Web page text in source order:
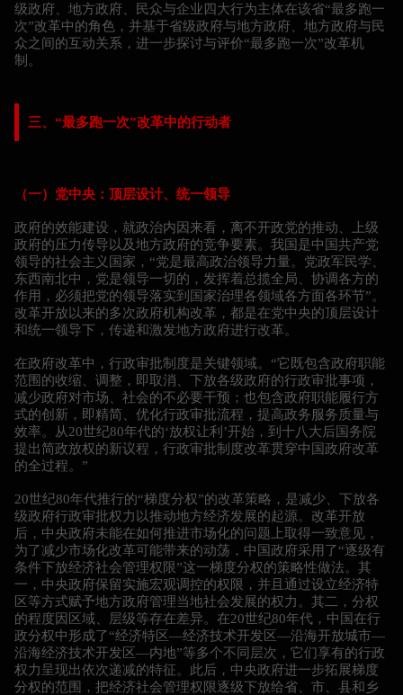
级政府、地方政府、民众与企业四大行为主体在该省“最多跑一
次”改革中的角色，并基于省级政府与地方政府、地方政府与民
众之间的互动关系，进一步探讨与评价“最多跑一次”改革机
制。
三、“最多跑一次”改革中的行动者
（一）党中央：顶层设计、统一领导
政府的效能建设，就政治内因来看，离不开政党的推动、上级
政府的压力传导以及地方政府的竞争要素。我国是中国共产党
领导的社会主义国家，“党是最高政治领导力量。党政军民学、
东西南北中，党是领导一切的，发挥着总揽全局、协调各方的
作用，必须把党的领导落实到国家治理各领域各方面各环节”。
改革开放以来的多次政府机构改革，都是在党中央的顶层设计
和统一领导下，传递和激发地方政府进行改革。
在政府改革中，行政审批制度是关键领域。“它既包含政府职能
范围的收缩、调整，即取消、下放各级政府的行政审批事项，
减少政府对市场、社会的不必要干预；也包含政府职能履行方
式的创新，即精简、优化行政审批流程，提高政务服务质量与
效率。从20世纪80年代的‘放权让利’开始，到十八大后国务院
提出简政放权的新议程，行政审批制度改革贯穿中国政府改革
的全过程。”
20世纪80年代推行的“梯度分权”的改革策略，是减少、下放各
级政府行政审批权力以推动地方经济发展的起源。改革开放
后，中央政府未能在如何推进市场化的问题上取得一致意见，
为了减少市场化改革可能带来的动荡，中国政府采用了“逐级有
条件下放经济社会管理权限”这一梯度分权的策略性做法。其
一，中央政府保留实施宏观调控的权限，并且通过设立经济特
区等方式赋予地方政府管理当地社会发展的权力。其二，分权
的程度因区域、层级等存在差异。在20世纪80年代，中国在行
政分权中形成了“经济特区—经济技术开发区—沿海开放城市—
沿海经济技术开发区—内地”等多个不同层次，它们享有的行政
权力呈现出依次递减的特征。此后，中央政府进一步拓展梯度
分权的范围，把经济社会管理权限逐级下放给省、市、县和乡